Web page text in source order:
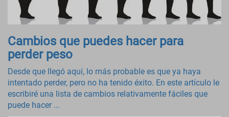
Cambios que puedes hacer para
perder peso
Desde que llegó aquí, lo más probable es que ya haya
intentado perder, pero no ha tenido éxito. En este artículo le
escribiré una lista de cambios relativamente fáciles que
puede hacer ...